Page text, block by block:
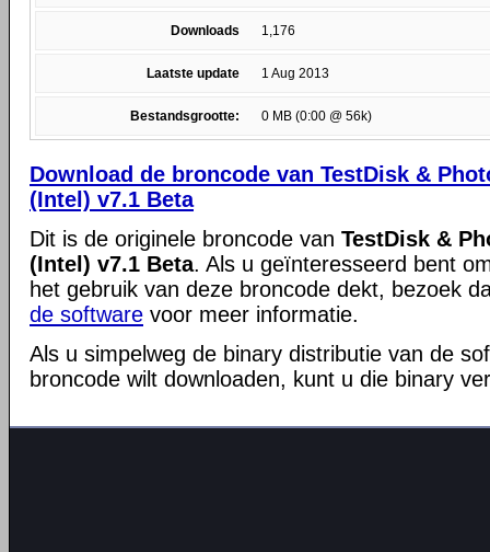
Downloads 1,176
Laatste update 1 Aug 2013
Bestandsgrootte: 0 MB (0:00 @ 56k)
Download de broncode van TestDisk &
(Intel) v7.1 Beta
Dit is de originele broncode van TestDisk &
(Intel) v7.1 Beta. Als u geïnteresseerd bent
het gebruik van deze broncode dekt, bezoek
de software voor meer informatie.
Als u simpelweg de binary distributie van de
broncode wilt downloaden, kunt u die binary